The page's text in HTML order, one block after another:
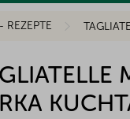
REZEPTE